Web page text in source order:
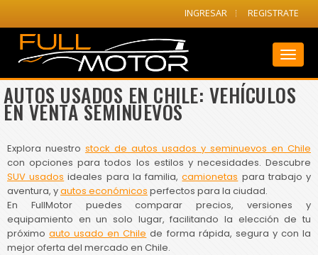
INGRESAR REGISTRATE
AUTOS USADOS EN CHILE: VEHÍCULOS
EN VENTA SEMINUEVOS
Explora nuestro stock de autos usados y seminuevos en Chile
con opciones para todos los estilos y necesidades. Descubre
SUV usados ideales para la familia,camionetas para trabajo y
aventura, yautos económicos perfectos para la ciudad.
En FullMotor puedes comparar precios, versiones y
equipamiento en un solo lugar, facilitando la elección de tu
próximoauto usado en Chile de forma rápida, segura y con la
mejor oferta del mercado en Chile.